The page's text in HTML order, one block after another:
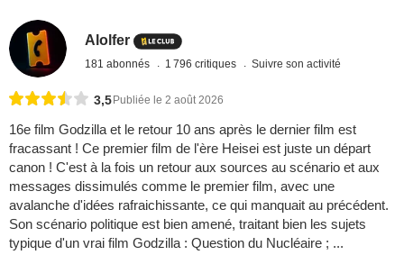
Alolfer
181 abonnés 1 796 critiques Suivre son activité
3,5 Publiée le 2 août 2026
16e film Godzilla et le retour 10 ans après le dernier film est
fracassant ! Ce premier film de l'ère Heisei est juste un départ
canon ! C'est à la fois un retour aux sources au scénario et aux
messages dissimulés comme le premier film, avec une
avalanche d'idées rafraichissante, ce qui manquait au précédent.
Son scénario politique est bien amené, traitant bien les sujets
typique d'un vrai film Godzilla : Question du Nucléaire ; ...